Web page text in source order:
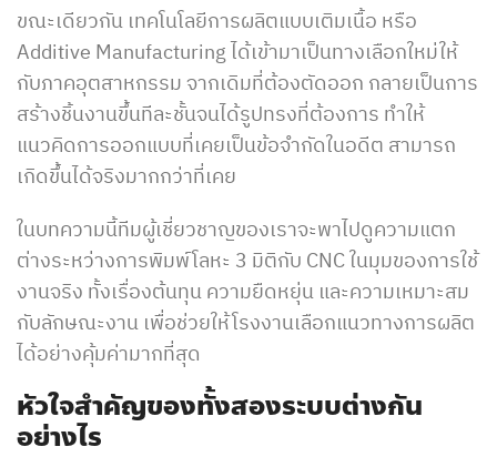
ขณะเดียวกัน เทคโนโลยีการผลิตแบบเติมเนื้อ หรือ
Additive Manufacturing ได้เข้ามาเป็นทางเลือกใหม่ให้
กับภาคอุตสาหกรรม จากเดิมที่ต้องตัดออก กลายเป็นการ
สร้างชิ้นงานขึ้นทีละชั้นจนได้รูปทรงที่ต้องการ ทำให้
แนวคิดการออกแบบที่เคยเป็นข้อจำกัดในอดีต สามารถ
เกิดขึ้นได้จริงมากกว่าที่เคย
ในบทความนี้ทีมผู้เชี่ยวชาญของเราจะพาไปดูความแตก
ต่างระหว่างการพิมพ์โลหะ 3 มิติกับ CNC ในมุมของการใช้
งานจริง ทั้งเรื่องต้นทุน ความยืดหยุ่น และความเหมาะสม
กับลักษณะงาน เพื่อช่วยให้โรงงานเลือกแนวทางการผลิต
ได้อย่างคุ้มค่ามากที่สุด
หัวใจสำคัญของทั้งสองระบบต่างกัน
อย่างไร